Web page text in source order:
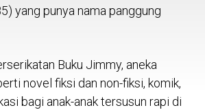
yang punya nama panggung
Buku Jimmy, aneka
novel fiksi dan non-fiksi, komik,
bagi anak-anak tersusun rapi di